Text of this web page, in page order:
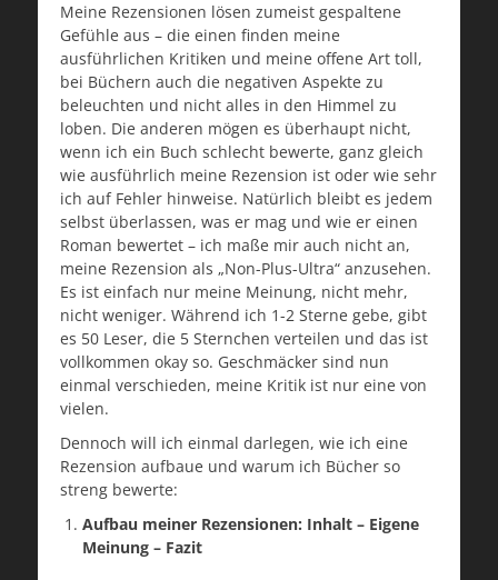
Meine Rezensionen lösen zumeist gespaltene
Gefühle aus – die einen finden meine
ausführlichen Kritiken und meine offene Art toll,
bei Büchern auch die negativen Aspekte zu
beleuchten und nicht alles in den Himmel zu
loben. Die anderen mögen es überhaupt nicht,
wenn ich ein Buch schlecht bewerte, ganz gleich
wie ausführlich meine Rezension ist oder wie sehr
ich auf Fehler hinweise. Natürlich bleibt es jedem
selbst überlassen, was er mag und wie er einen
Roman bewertet – ich maße mir auch nicht an,
meine Rezension als „Non-Plus-Ultra“ anzusehen.
Es ist einfach nur meine Meinung, nicht mehr,
nicht weniger. Während ich 1-2 Sterne gebe, gibt
es 50 Leser, die 5 Sternchen verteilen und das ist
vollkommen okay so. Geschmäcker sind nun
einmal verschieden, meine Kritik ist nur eine von
vielen.
Dennoch will ich einmal darlegen, wie ich eine
Rezension aufbaue und warum ich Bücher so
streng bewerte:
Aufbau meiner Rezensionen: Inhalt – Eigene
Meinung – Fazit